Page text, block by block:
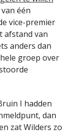
één
vice-premier
afstand van
anders dan
groep over
I hadden
dan
zat Wilders zo